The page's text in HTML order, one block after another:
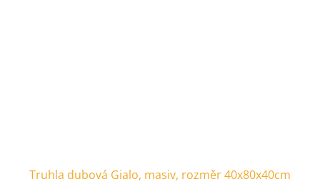
Truhla dubová Gialo, masiv, rozměr 40x80x40cm